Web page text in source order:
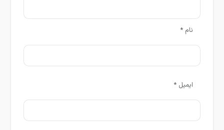
نام*
ایمیل*